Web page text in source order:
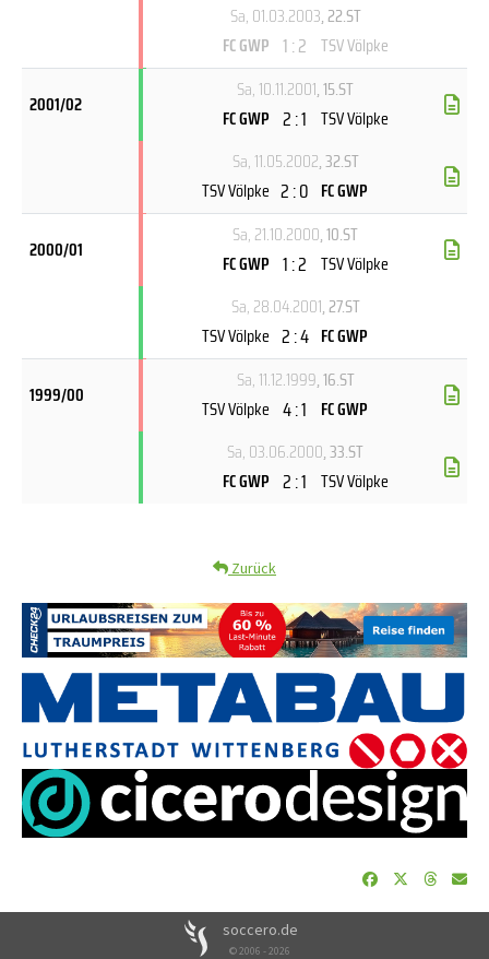
Sa, 01.03.2003, 22.ST
FC GWP 1 : 2 TSV Völpke
2001/02
Sa, 10.11.2001, 15.ST
FC GWP 2 : 1 TSV Völpke
Sa, 11.05.2002, 32.ST
TSV Völpke 2 : 0 FC GWP
2000/01
Sa, 21.10.2000, 10.ST
FC GWP 1 : 2 TSV Völpke
Sa, 28.04.2001, 27.ST
TSV Völpke 2 : 4 FC GWP
1999/00
Sa, 11.12.1999, 16.ST
TSV Völpke 4 : 1 FC GWP
Sa, 03.06.2000, 33.ST
FC GWP 2 : 1 TSV Völpke
Zurück
soccero.de
© 2006 - 2026